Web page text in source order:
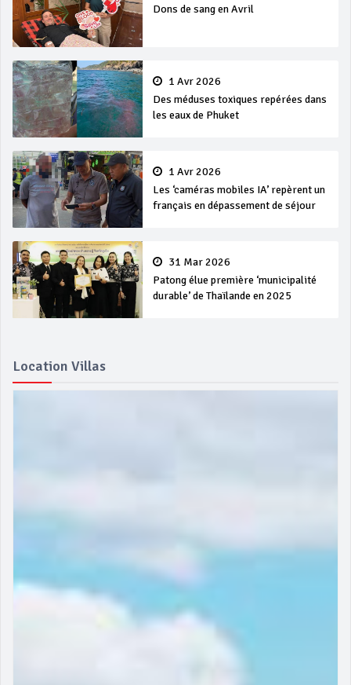
Dons de sang en Avril
1 Avr 2026
Des méduses toxiques repérées dans
les eaux de Phuket
1 Avr 2026
Les ‘caméras mobiles IA’ repèrent un
français en dépassement de séjour
31 Mar 2026
Patong élue première ‘municipalité
durable’ de Thaïlande en 2025
Location Villas